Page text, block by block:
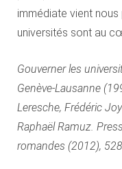
immédiate vient
universités sont au
Gouverner les
Genève-Lausanne
Leresche, Frédéric
Raphaël Ramuz.
romandes (2012),